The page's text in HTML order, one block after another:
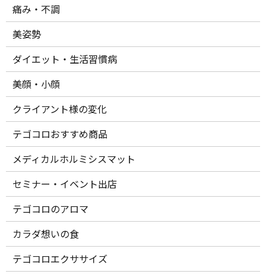
痛み・不調
美姿勢
ダイエット・生活習慣病
美顔・小顔
クライアント様の変化
テゴコロおすすめ商品
メディカルホルミシスマット
セミナー・イベント出店
テゴコロのアロマ
カラダ想いの食
テゴコロエクササイズ